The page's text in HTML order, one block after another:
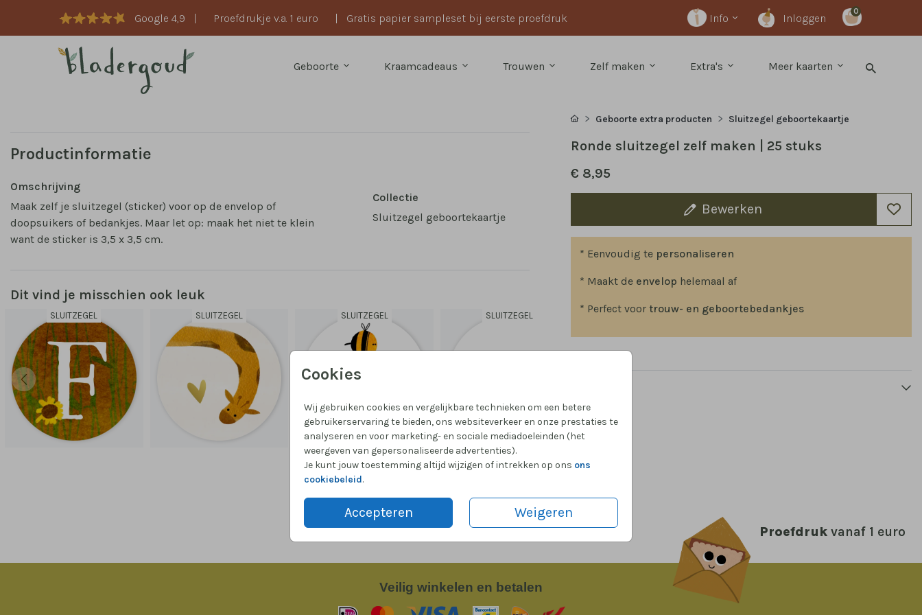
Google 4,9 | Proefdrukje v.a. 1 euro | Gratis papier sampleset bij eerste proefdruk Info Inloggen
0
Geboorte Kraamcadeaus Trouwen Zelf maken Extra's Meer kaarten
Cookies
Wij gebruiken cookies en vergelijkbare technieken om een betere
gebruikerservaring te bieden, ons websiteverkeer en onze prestaties te
analyseren en voor marketing- en sociale mediadoeleinden (het
weergeven van gepersonaliseerde advertenties).
Je kunt jouw toestemming altijd wijzigen of intrekken op ons ons
cookiebeleid.
Accepteren Weigeren
Productinformatie
Omschrijving
Maak zelf je sluitzegel (sticker) voor op de envelop of
doopsuikers of bedankjes. Maar let op: maak het niet te klein
want de sticker is 3,5 x 3,5 cm.
Collectie
Sluitzegel geboortekaartje
Dit vind je misschien ook leuk
SLUITZEGEL SLUITZEGEL SLUITZEGEL SLUITZEGEL SLUITZEGEL
Geboorte extra producten Sluitzegel geboortekaartje
Ronde sluitzegel zelf maken | 25 stuks
€ 8,95
Bewerken
* Eenvoudig te personaliseren
* Maakt de envelop helemaal af
* Perfect voor trouw- en geboortebedankjes
Veilig winkelen en betalen
Proefdruk vanaf 1 euro